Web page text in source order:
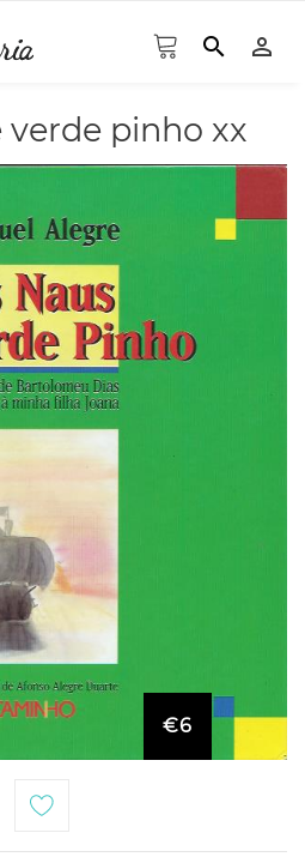
search person_outline
verde pinho xx
€6